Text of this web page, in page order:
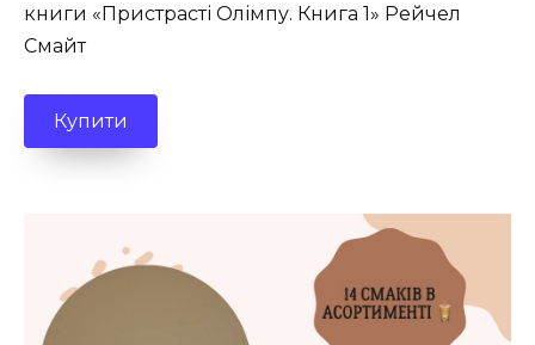
книги «Пристрасті Олімпу. Книга 1» Рейчел
Смайт
Купити